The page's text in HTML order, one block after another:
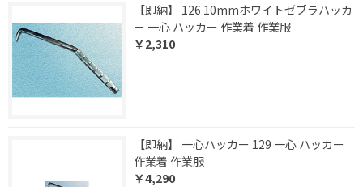
【即納】 126 10mmホワイトゼブラハッカ
ー 一心 ハッカー 作業着 作業服
￥2,310
【即納】 一心ハッカー 129 一心 ハッカー
作業着 作業服
￥4,290